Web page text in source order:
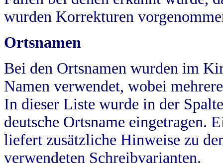
wurden Korrekturen
Ortsnamen
Bei den Ortsnamen wurden im
Namen verwendet, wobei
In dieser Liste wurde in der
deutsche Ortsname eingetragen.
liefert zusätzliche Hinweise zu
verwendeten Schreibvarianten.